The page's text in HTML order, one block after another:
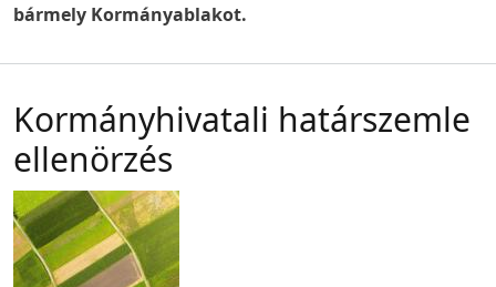
bármely Kormányablakot.
Kormányhivatali határszemle
ellenörzés